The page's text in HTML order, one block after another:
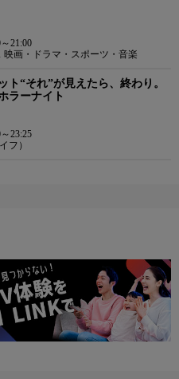
21:00
映画・ドラマ・スポーツ・音楽
ト“それ”が見えたら、終わり。
ラーナイト
23:25
フ）